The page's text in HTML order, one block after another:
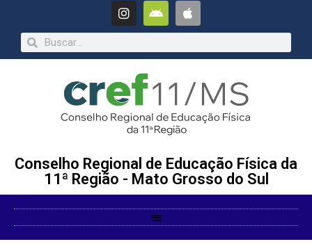
Conselho Regional de Educação Física da
11ª Região - Mato Grosso do Sul